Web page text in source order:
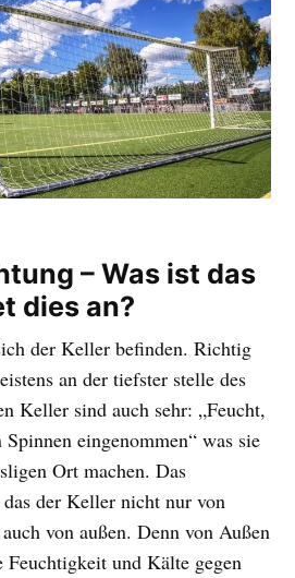
– Was ist das
dies an?
der Keller befinden. Richtig
an der tiefster stelle des
Keller sind auch sehr: „Feucht,
eingenommen“ was sie
Ort machen. Das
der Keller nicht nur von
von außen. Denn von Außen
Feuchtigkeit und Kälte gegen